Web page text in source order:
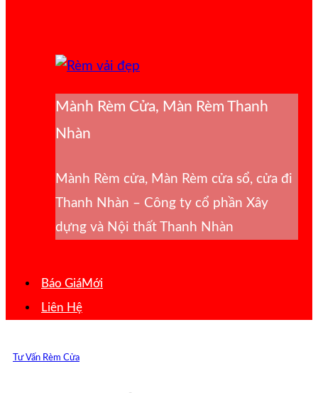
Mành Rèm Cửa, Màn Rèm Thanh
Nhàn
Mành Rèm cửa, Màn Rèm cửa sổ, cửa đi
Thanh Nhàn – Công ty cổ phần Xây
dựng và Nội thất Thanh Nhàn
Báo Giá
Liên Hệ
Tư Vấn Rèm Cửa